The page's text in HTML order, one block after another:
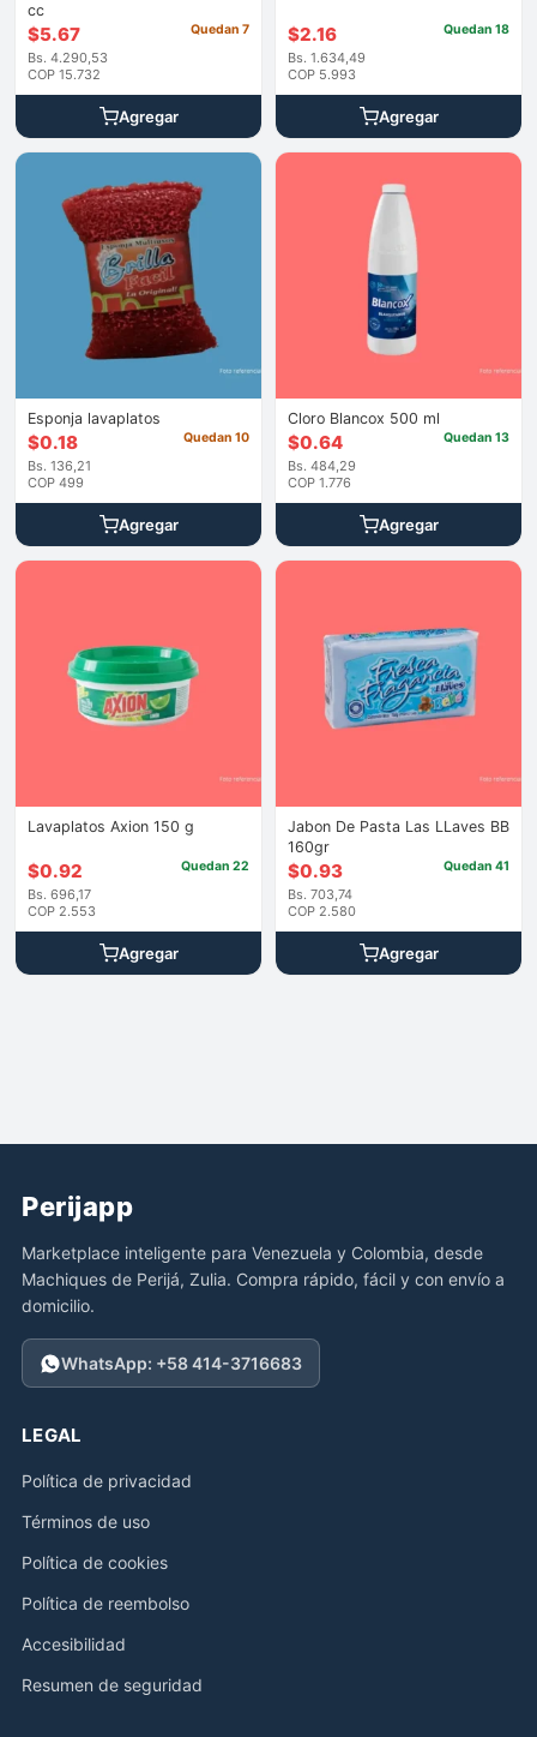
cc
$5.67
Bs. 4.290,53
COP 15.732
Quedan 7
Agregar
$2.16
Bs. 1.634,49
COP 5.993
Quedan 18
Agregar
Esponja lavaplatos
$0.18
Bs. 136,21
COP 499
Quedan 10
Agregar
Cloro Blancox 500 ml
$0.64
Bs. 484,29
COP 1.776
Quedan 13
Agregar
Lavaplatos Axion 150 g
$0.92
Bs. 696,17
COP 2.553
Quedan 22
Agregar
Jabon De Pasta Las LLaves BB
160gr
$0.93
Bs. 703,74
COP 2.580
Quedan 41
Agregar
Perijapp
Marketplace inteligente para Venezuela y Colombia, desde
Machiques de Perijá, Zulia. Compra rápido, fácil y con envío a
domicilio.
WhatsApp: +58 414-3716683
LEGAL
Política de privacidad
Términos de uso
Política de cookies
Política de reembolso
Accesibilidad
Resumen de seguridad